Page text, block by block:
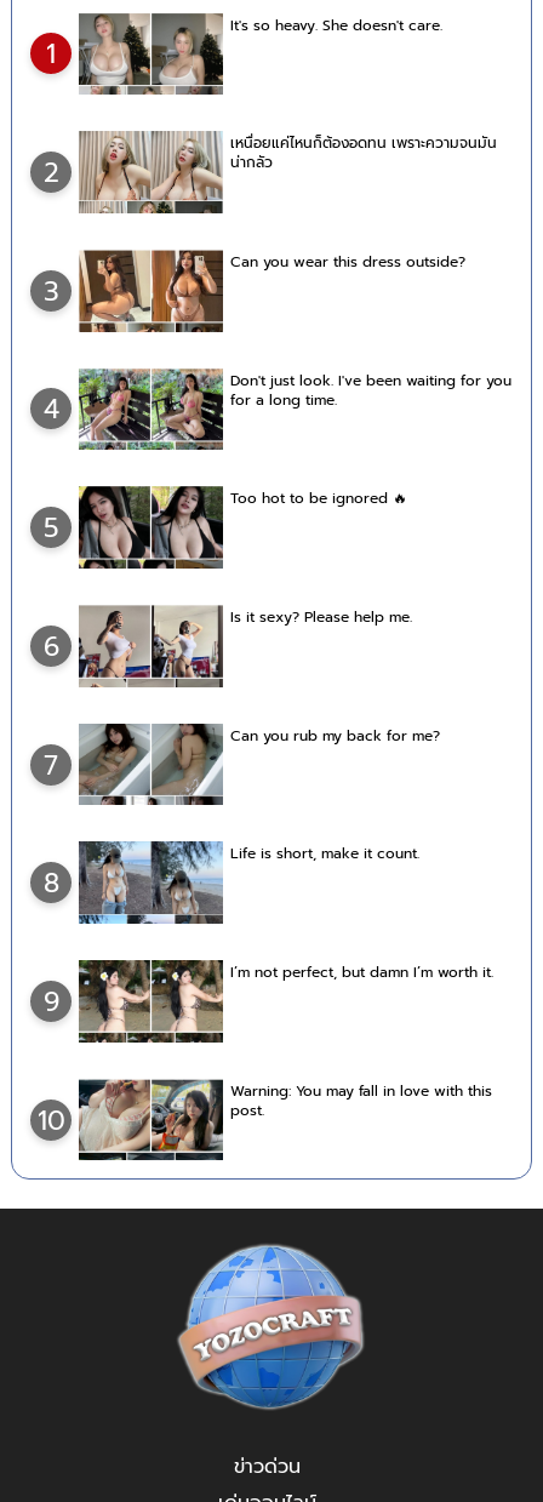
1
It's so heavy. She doesn't care.
2
เหนื่อยแค่ไหนก็ต้องอดทน เพราะความจนมัน
น่ากลัว
3
Can you wear this dress outside?
4
Don't just look. I've been waiting for you
for a long time.
5
Too hot to be ignored 🔥
6
Is it sexy? Please help me.
7
Can you rub my back for me?
8
Life is short, make it count.
9
I’m not perfect, but damn I’m worth it.
10
Warning: You may fall in love with this
post.
ข่าวด่วน